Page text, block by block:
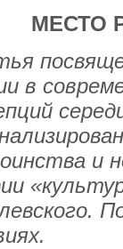
МЕСТО
в
и